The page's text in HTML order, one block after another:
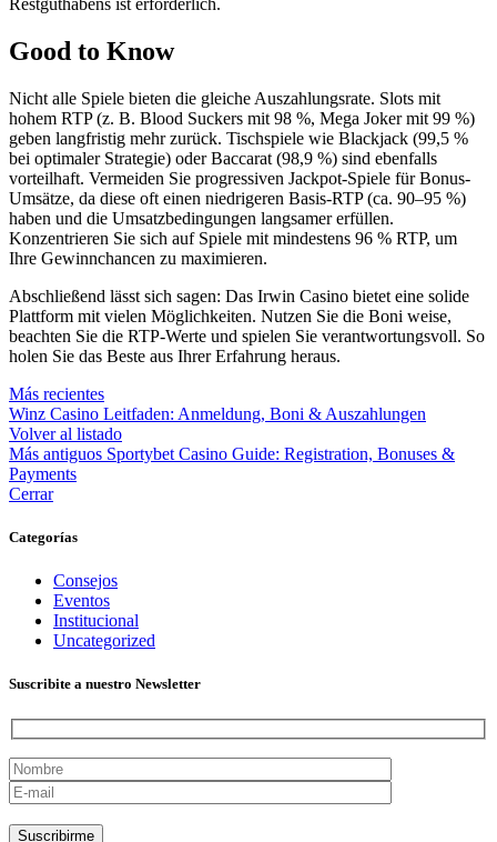
Restguthabens ist erforderlich.
Good to Know
Nicht alle Spiele bieten die gleiche Auszahlungsrate. Slots mit
hohem RTP (z. B. Blood Suckers mit 98 %, Mega Joker mit 99 %)
geben langfristig mehr zurück. Tischspiele wie Blackjack (99,5 %
bei optimaler Strategie) oder Baccarat (98,9 %) sind ebenfalls
vorteilhaft. Vermeiden Sie progressiven Jackpot-Spiele für Bonus-
Umsätze, da diese oft einen niedrigeren Basis-RTP (ca. 90–95 %)
haben und die Umsatzbedingungen langsamer erfüllen.
Konzentrieren Sie sich auf Spiele mit mindestens 96 % RTP, um
Ihre Gewinnchancen zu maximieren.
Abschließend lässt sich sagen: Das Irwin Casino bietet eine solide
Plattform mit vielen Möglichkeiten. Nutzen Sie die Boni weise,
beachten Sie die RTP-Werte und spielen Sie verantwortungsvoll. So
holen Sie das Beste aus Ihrer Erfahrung heraus.
Más recientes
Winz Casino Leitfaden: Anmeldung, Boni & Auszahlungen
Volver al listado
Más antiguos Sportybet Casino Guide: Registration, Bonuses &
Payments
Cerrar
Categorías
Consejos
Eventos
Institucional
Uncategorized
Suscribite a nuestro Newsletter